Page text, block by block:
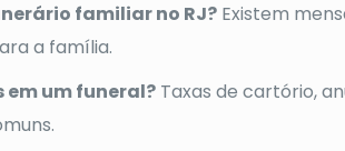
familiar no RJ? Existem
a família.
em um funeral? Taxas de cartório,